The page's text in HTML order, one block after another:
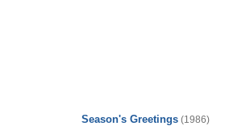
Season's Greetings (1986)